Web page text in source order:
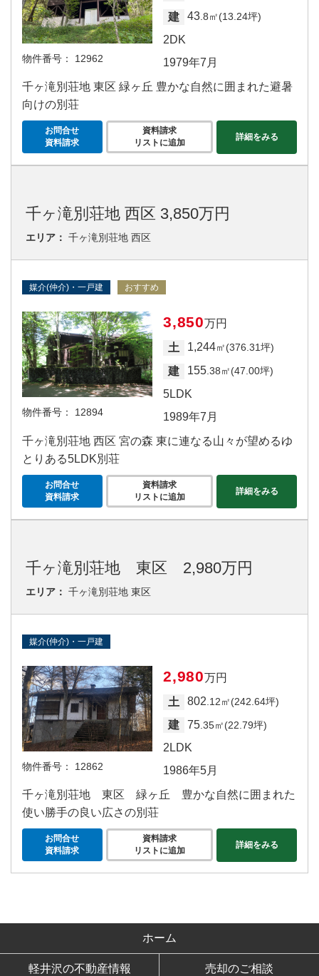
物件番号： 12962
建 43.8㎡(13.24坪)
2DK
1979年7月
千ヶ滝別荘地 東区 緑ヶ丘 豊かな自然に囲まれた避暑
向けの別荘
お問合せ
資料請求
資料請求
リストに追加
詳細をみる
千ヶ滝別荘地 西区 3,850万円
エリア： 千ヶ滝別荘地 西区
媒介(仲介)・一戸建 おすすめ
物件番号： 12894
3,850万円
土
1,244㎡(376.31坪)
建 155 .38㎡(47.00坪)
5LDK
1989年7月
千ヶ滝別荘地 西区 宮の森 東に連なる山々が望めるゆ
とりある5LDK別荘
お問合せ
資料請求
資料請求
リストに追加
詳細をみる
千ヶ滝別荘地 東区 2,980万円
エリア： 千ヶ滝別荘地 東区
媒介(仲介)・一戸建
物件番号： 12862
2,980万円
土
802 .12㎡(242.64坪)
建 75 .35㎡(22.79坪)
2LDK
1986年5月
千ヶ滝別荘地 東区 緑ヶ丘 豊かな自然に囲まれた
使い勝手の良い広さの別荘
お問合せ
資料請求
資料請求
リストに追加
詳細をみる
ホーム
軽井沢の不動産情報 売却のご相談